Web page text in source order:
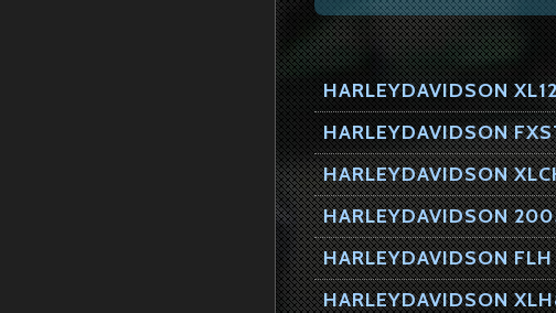
HARLEYDAVIDSON
HARLEYDAVIDSON
HARLEYDAVIDSON
HARLEYDAVIDSON
HARLEYDAVIDSON
HARLEYDAVIDSON